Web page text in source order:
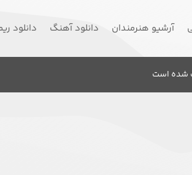
آرشیو هنرمندان دانلود آهنگ دانلود
شده است